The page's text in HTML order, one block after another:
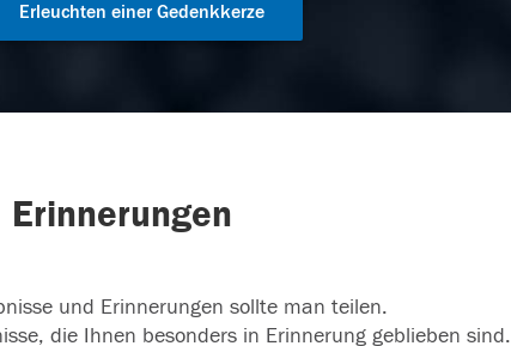
Erleuchten einer Gedenkkerze
Erinnerungen
und Erinnerungen sollte man teilen.
die Ihnen besonders in Erinnerung geblieben sind.